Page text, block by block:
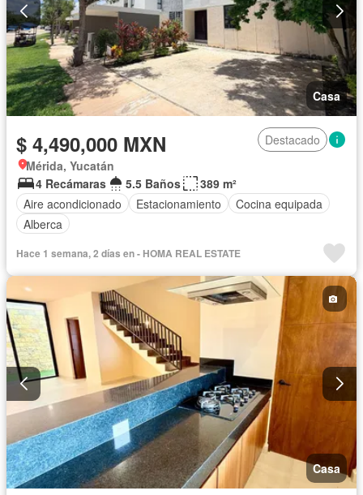
Casa
$ 4,490,000 MXN
Destacado
Mérida, Yucatán
4 Recámaras
5.5 Baños
389 m²
Aire acondicionado
Estacionamiento
Cocina equipada
Alberca
Hace 1 semana, 2 días en - HOMA REAL ESTATE
Casa